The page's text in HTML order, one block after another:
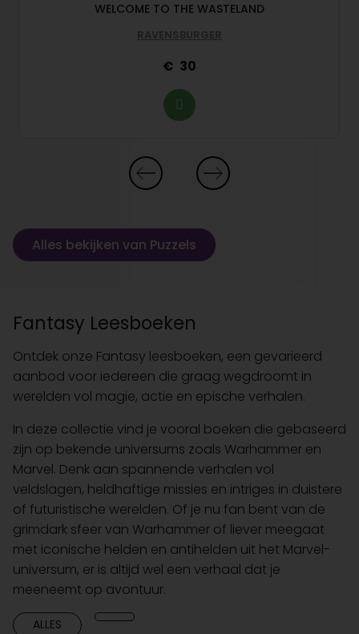
WELCOME TO THE WASTELAND
RAVENSBURGER
30
Alles bekijken van Puzzels
Fantasy Leesboeken
Ontdek onze Fantasy leesboeken, een gevarieerd
aanbod voor iedereen die graag wegdroomt in
werelden vol magie, actie en epische verhalen.
In deze collectie vind je vooral boeken die gebaseerd
zijn op bekende universums zoals Warhammer en
Marvel. Denk aan spannende verhalen vol
veldslagen, heldhaftige missies en intriges in duistere
of futuristische werelden. Of je nu fan bent van de
grimdark sfeer van Warhammer of liever meegaat
met iconische helden en antihelden uit het Marvel-
universum, er is altijd wel een verhaal dat je
meeneemt op avontuur.
ALLES